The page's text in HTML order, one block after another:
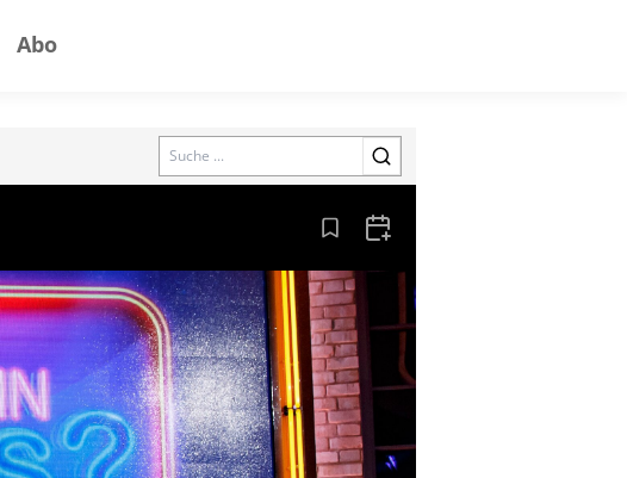
Abo
Search
Aus den Lesezeichen entfernen
Zum Kalender hinzufügen